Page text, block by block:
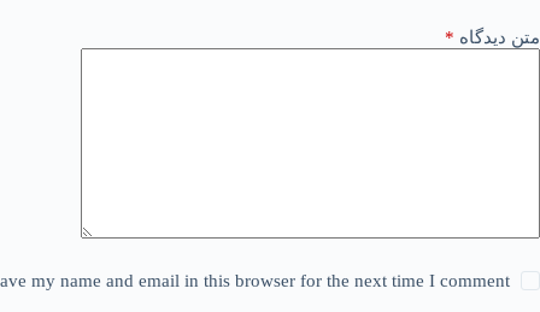
متن دیدگاه *
my name and email in this browser for the next time I comment.